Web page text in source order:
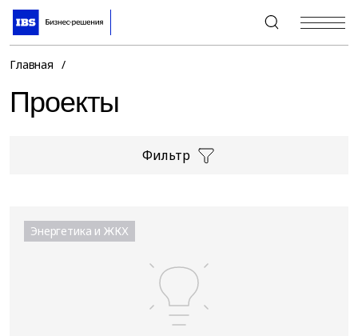
+7 (495) 967-80-80
Главная /
Проекты
Фильтр
Энергетика и ЖКХ